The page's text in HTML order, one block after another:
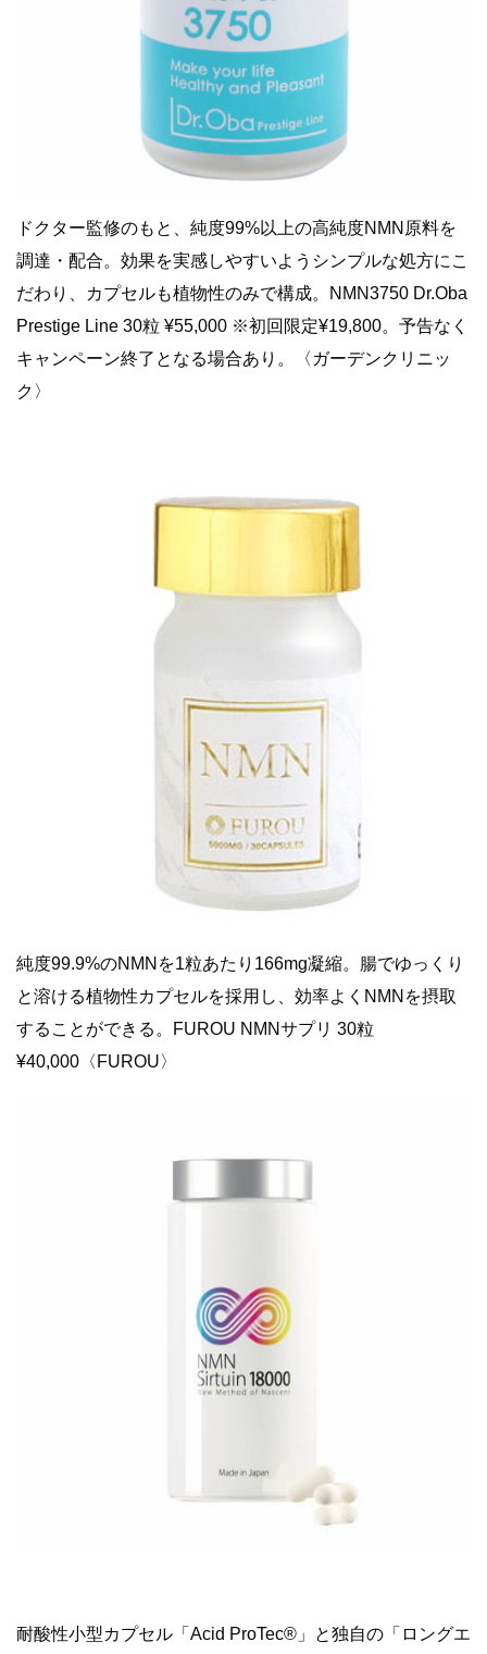
ドクター監修のもと、純度99%以上の高純度NMN原料を
調達・配合。効果を実感しやすいようシンプルな処方にこ
だわり、カプセルも植物性のみで構成。NMN3750 Dr.Oba
Prestige Line 30粒 ¥55,000 ※初回限定¥19,800。予告なく
キャンペーン終了となる場合あり。〈ガーデンクリニッ
ク〉
純度99.9%のNMNを1粒あたり166mg凝縮。腸でゆっくり
と溶ける植物性カプセルを採用し、効率よくNMNを摂取
することができる。FUROU NMNサプリ 30粒
¥40,000〈FUROU〉
耐酸性小型カプセル「Acid ProTec®️」と独自の「ロングエ